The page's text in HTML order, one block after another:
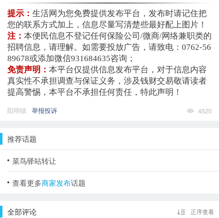
提示： 生活网为您免费提供发布平台，发布时请记住把
您的联系方式加上，信息尽量写清楚些最好配上图片！
注： 本便民信息不登记任何保险公司/微商/网络兼职类的
招聘信息，请理解。如需要投放广告，请致电：0762-56
89678或添加微信931684635咨询；
免责声明： 本平台仅提供信息发布平台，对于信息内容
真实性不承担调查与保证义务，涉及钱财交易敬请读者
提高警惕，本平台不承担任何责任，特此声明！
阳明镇
举报投诉 4520
推荐话题
菜鸟驿站转让
查看更多商家发布话题
全部评论 正序查看